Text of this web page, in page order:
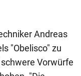
Andreas
"Obelisco" zu
Vorwürfe